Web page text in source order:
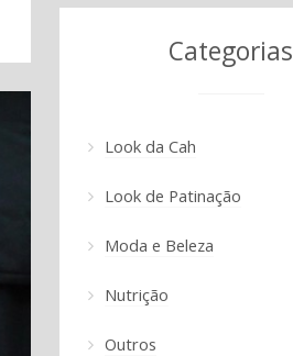
Categorias
Look da Cah
Look de Patinação
Moda e Beleza
Nutrição
Outros